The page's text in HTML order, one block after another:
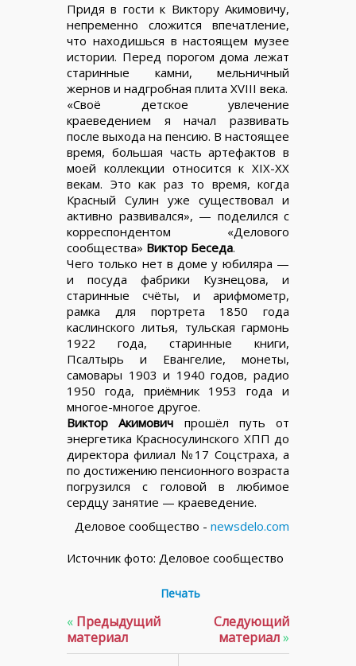
Придя в гости к Виктору Акимовичу,
непременно сложится впечатление,
что находишься в настоящем музее
истории. Перед порогом дома лежат
старинные камни, мельничный
жернов и надгробная плита XVIII века.
«Своё детское увлечение
краеведением я начал развивать
после выхода на пенсию. В настоящее
время, большая часть артефактов в
моей коллекции относится к XIX-XX
векам. Это как раз то время, когда
Красный Сулин уже существовал и
активно развивался», — поделился с
корреспондентом «Делового
сообщества» Виктор Беседа.
Чего только нет в доме у юбиляра —
и посуда фабрики Кузнецова, и
старинные счёты, и арифмометр,
рамка для портрета 1850 года
каслинского литья, тульская гармонь
1922 года, старинные книги,
Псалтырь и Евангелие, монеты,
самовары 1903 и 1940 годов, радио
1950 года, приёмник 1953 года и
многое-многое другое.
Виктор Акимович прошёл путь от
энергетика Красносулинского ХПП до
директора филиал №17 Соцстраха, а
по достижению пенсионного возраста
погрузился с головой в любимое
сердцу занятие — краеведение.
Деловое сообщество - newsdelo.com
Источник фото: Деловое сообщество
Печать
« Предыдущий
материал
Следующий
материал»